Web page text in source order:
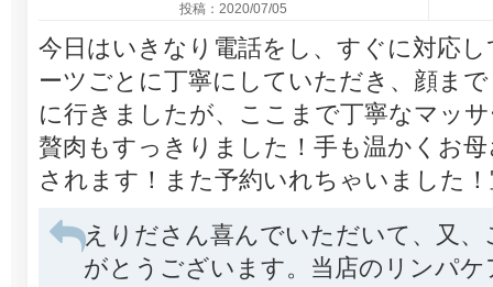
投稿：2020/07/05
今日はいきなり電話をし、すぐに対応
ーツごとに丁寧にしていただき、顔ま
に行きましたが、ここまで丁寧なマッ
贅肉もすっきりました！手も温かくお
されます！また予約いれちゃいました
えりださん喜んでいただいて、又
がとうございます。当店のリンパ